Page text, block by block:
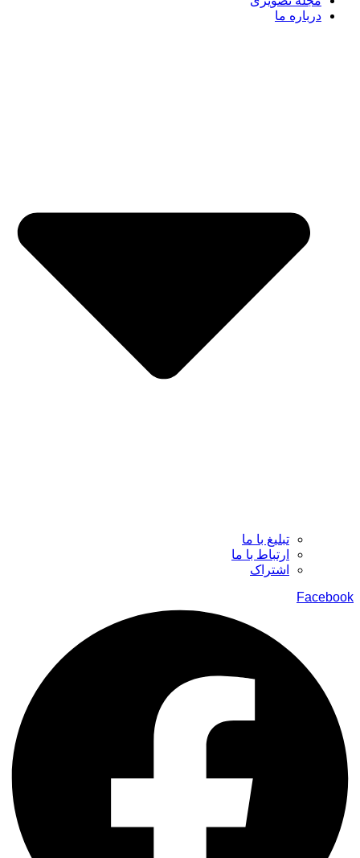
درباره ما
تبلیغ با ما
ارتباط با ما
اشتراک
Facebook